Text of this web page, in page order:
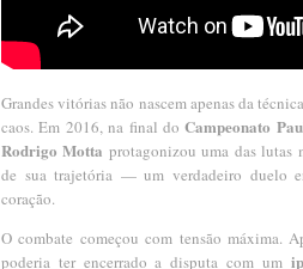
Grandes vitórias não nascem apenas da
caos. Em 2016, na final do Campeonato
Rodrigo Motta protagonizou uma das lutas
de sua trajetória — um verdadeiro duelo
coração.
O combate começou com tensão máxima.
poderia ter encerrado a disputa com um